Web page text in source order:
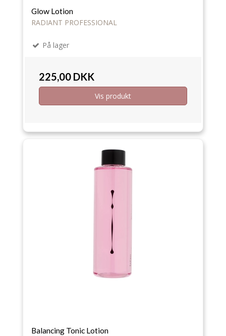
Glow Lotion
RADIANT PROFESSIONAL
På lager
225,00 DKK
Vis produkt
Balancing Tonic Lotion